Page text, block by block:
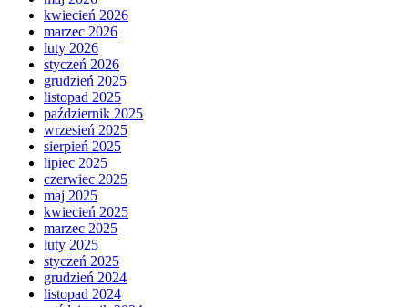
kwiecień 2026
marzec 2026
luty 2026
styczeń 2026
grudzień 2025
listopad 2025
październik 2025
wrzesień 2025
sierpień 2025
lipiec 2025
czerwiec 2025
maj 2025
kwiecień 2025
marzec 2025
luty 2025
styczeń 2025
grudzień 2024
listopad 2024